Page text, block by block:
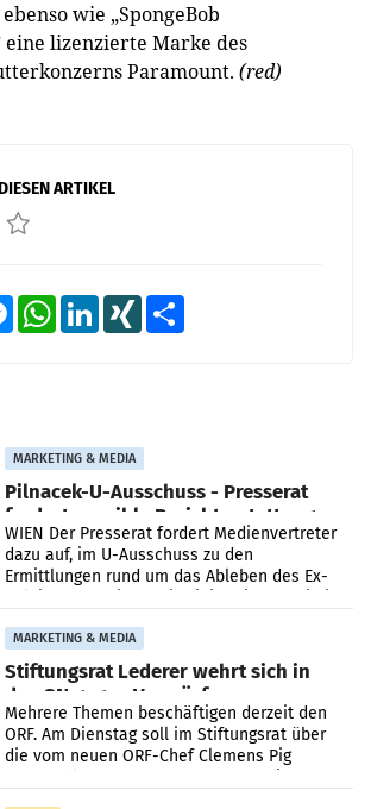
wie „SpongeBob
eine lizenzierte Marke des
Paramount. (red)
ARTIKEL
MessengerWhatsAppLinkedInXING
MARKETING & MEDIA
Pilnacek-U-Ausschuss - Presserat
fordert sensible Berichterstattung
WIEN Der Presserat fordert Medienvertreter
dazu auf, im U-Ausschuss zu den
Ermittlungen rund um das Ableben des Ex-
MARKETING & MEDIA
Stiftungsrat Lederer wehrt sich in
den SN gegen Vorwürfe
Mehrere Themen beschäftigen derzeit den
ORF. Am Dienstag soll im Stiftungsrat über
die vom neuen ORF-Chef Clemens Pig